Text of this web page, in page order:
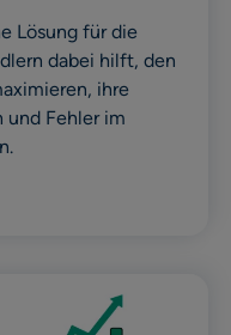
Lösung für die
dabei hilft, den
ihre
Fehler im